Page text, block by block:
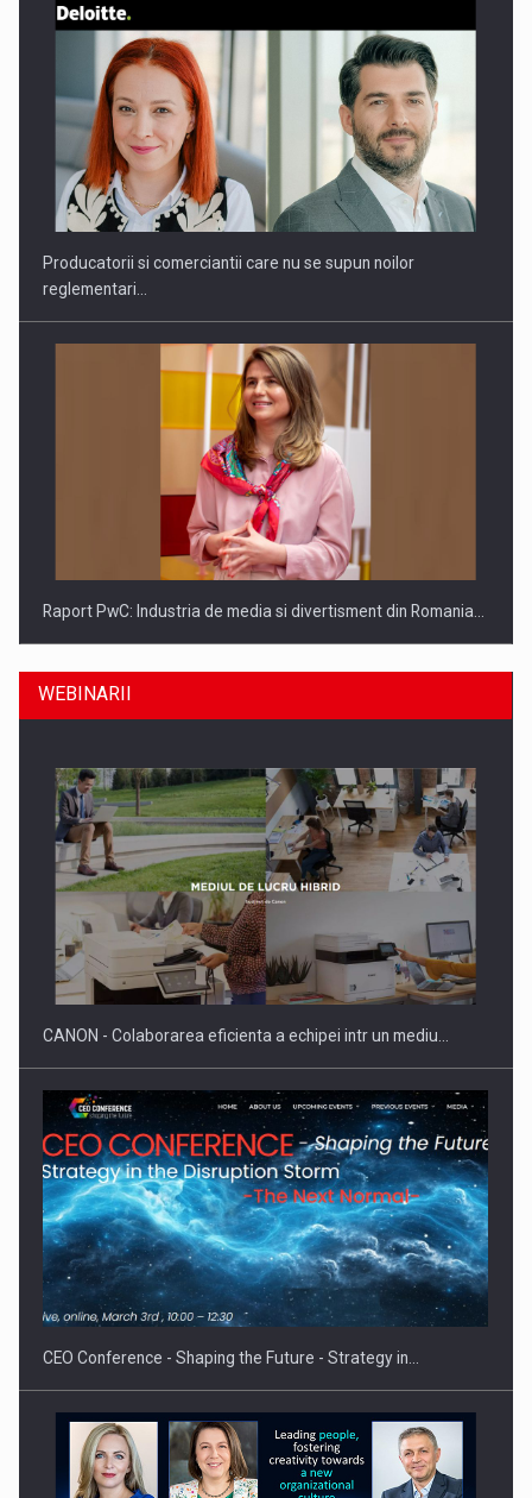
Producatorii si comerciantii care nu se supun noilor
reglementari…
Raport PwC: Industria de media si divertisment din Romania…
Ce nu stiu Directorii de HR despre performanta echipelor…
Cum invatam sa spunem nu intr-o cultura care pedepseste…
WEBINARII
CANON - Colaborarea eficienta a echipei intr un mediu…
CEO Conference - Shaping the Future - Strategy in…